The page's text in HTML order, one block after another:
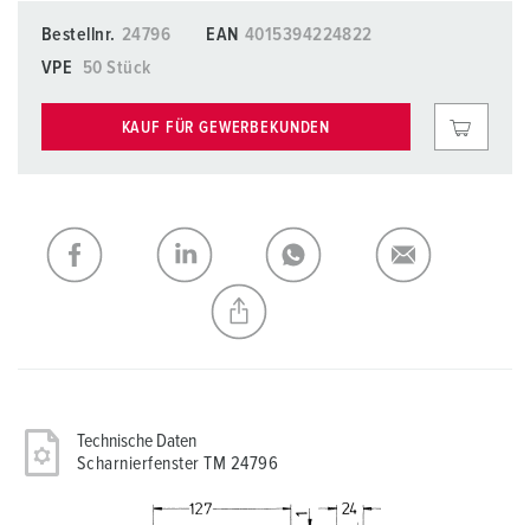
Bestellnr. 24796 EAN 4015394224822
VPE
50 Stück
KAUF FÜR GEWERBEKUNDEN
Technische Daten
Scharnierfenster TM 24796